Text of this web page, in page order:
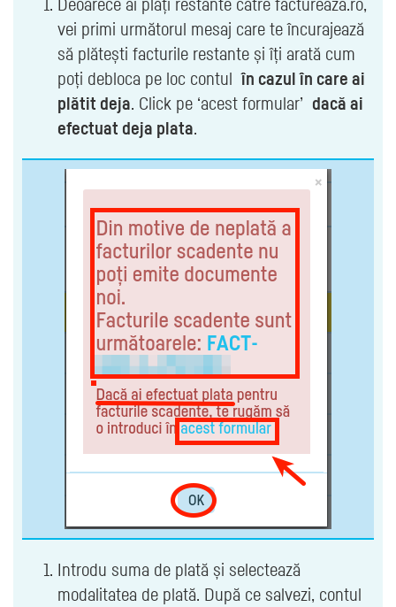
Deoarece ai plăți restante către factureaza.ro,
vei primi următorul mesaj care te încurajează
să plătești facturile restante și îți arată cum
poți debloca pe loc contulîn cazul în care ai
plătit deja. Click pe ‘acest formular’ dacă ai
efectuat deja plata.
Introdu suma de plată și selectează
modalitatea de plată. După ce salvezi, contul